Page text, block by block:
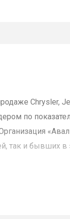
с
можно,
наценки и
индивидуальную
Chrysler,
по
«
так и бывших в
запчастей.